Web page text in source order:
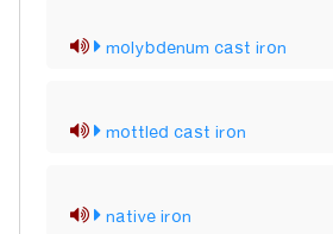
molybdenum cast iron
mottled cast iron
native iron